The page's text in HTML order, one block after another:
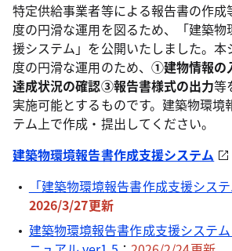
特定供給事業者等による報告書の作成
度の円滑な運用を図るため、「建築物
援システム」を公開いたしました。本
度の円滑な運用のため、 ①建物情報の
達成状況の確認③報告書様式の出力等
実施可能とするものです。建築物環境
テム上で作成・提出してください。
建築物環境報告書作成支援システム
「建築物環境報告書作成支援シス
2026/3/27更新
建築物環境報告書作成支援システ